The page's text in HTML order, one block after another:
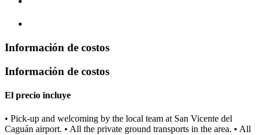
Información de costos
Información de costos
El precio incluye
• Pick-up and welcoming by the local team at San Vicente del
Caguán airport. • All the private ground transports in the area. • All